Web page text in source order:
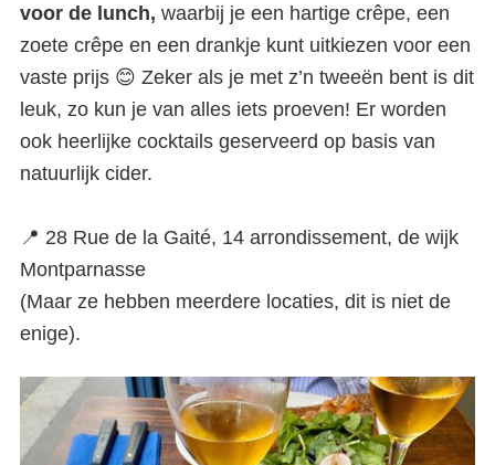
voor de lunch, waarbij je een hartige crêpe, een
zoete crêpe en een drankje kunt uitkiezen voor een
vaste prijs 😊 Zeker als je met z’n tweeën bent is dit
leuk, zo kun je van alles iets proeven! Er worden
ook heerlijke cocktails geserveerd op basis van
natuurlijk cider.
📍 28 Rue de la Gaité, 14 arrondissement, de wijk
Montparnasse
(Maar ze hebben meerdere locaties, dit is niet de
enige).